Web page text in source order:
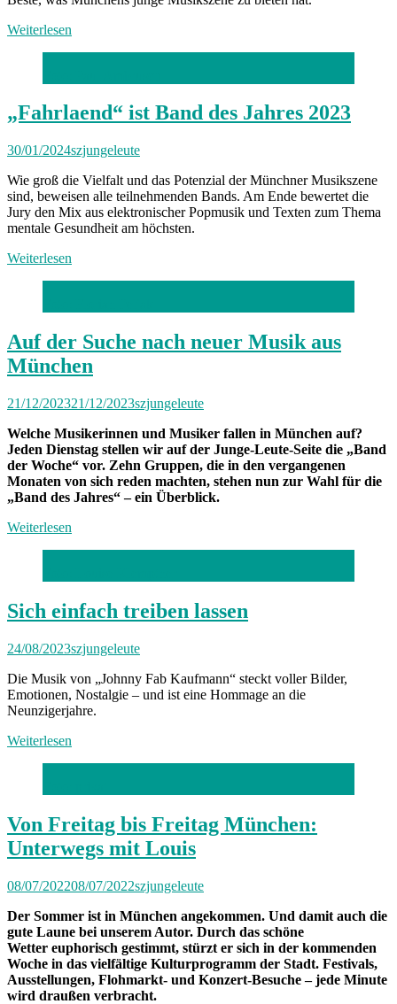
Weiterlesen
„Fahrlaend“ ist Band des Jahres 2023
30/01/2024szjungeleute
Wie groß die Vielfalt und das Potenzial der Münchner Musikszene
sind, beweisen alle teilnehmenden Bands. Am Ende bewertet die
Jury den Mix aus elektronischer Popmusik und Texten zum Thema
mentale Gesundheit am höchsten.
Weiterlesen
Auf der Suche nach neuer Musik aus
München
21/12/202321/12/2023szjungeleute
Welche Musikerinnen und Musiker fallen in München auf?
Jeden Dienstag stellen wir auf der Junge-Leute-Seite die „Band
der Woche“ vor. Zehn Gruppen, die in den vergangenen
Monaten von sich reden machten, stehen nun zur Wahl für die
„Band des Jahres“ – ein Überblick.
Weiterlesen
Sich einfach treiben lassen
24/08/2023szjungeleute
Die Musik von „Johnny Fab Kaufmann“ steckt voller Bilder,
Emotionen, Nostalgie – und ist eine Hommage an die
Neunzigerjahre.
Weiterlesen
Von Freitag bis Freitag München:
Unterwegs mit Louis
08/07/202208/07/2022szjungeleute
Der Sommer ist in München angekommen. Und damit auch die
gute Laune bei unserem Autor. Durch das schöne
Wetter euphorisch gestimmt, stürzt er sich in der kommenden
Woche in das vielfältige Kulturprogramm der Stadt. Festivals,
Ausstellungen, Flohmarkt- und Konzert-Besuche – jede Minute
wird draußen verbracht.